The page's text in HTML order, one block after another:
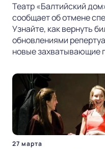
Театр «Балтийский
сообщает об отмене
Узнайте, как вернуть
обновлениями
новые захватывающие
27 марта